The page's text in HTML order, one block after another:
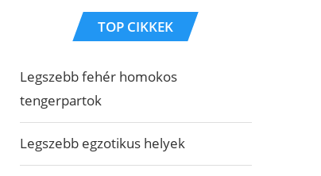
TOP CIKKEK
Legszebb fehér homokos
tengerpartok
Legszebb egzotikus helyek